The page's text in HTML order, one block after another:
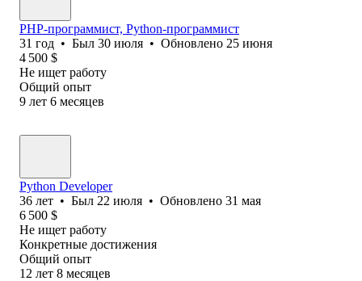
PHP-программист, Python-программист
31 год • Был 30 июля • Обновлено 25 июня
4 500 $
Не ищет работу
Общий опыт
9 лет 6 месяцев
Python Developer
36 лет • Был 22 июля • Обновлено 31 мая
6 500 $
Не ищет работу
Конкретные достижения
Общий опыт
12 лет 8 месяцев